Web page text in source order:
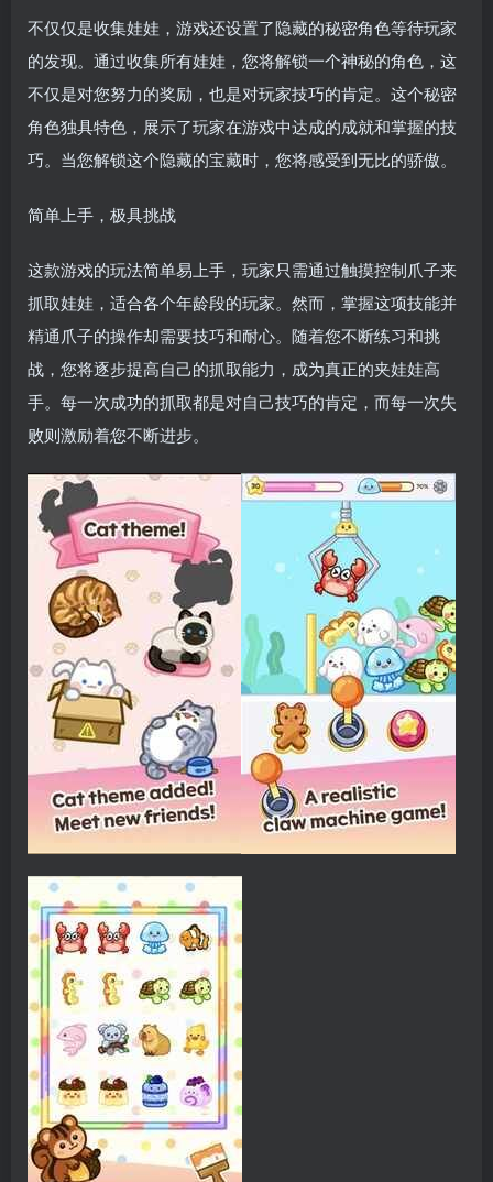
不仅仅是收集娃娃，游戏还设置了隐藏的秘密角色等待玩家
的发现。通过收集所有娃娃，您将解锁一个神秘的角色，这
不仅是对您努力的奖励，也是对玩家技巧的肯定。这个秘密
角色独具特色，展示了玩家在游戏中达成的成就和掌握的技
巧。当您解锁这个隐藏的宝藏时，您将感受到无比的骄傲。
简单上手，极具挑战
这款游戏的玩法简单易上手，玩家只需通过触摸控制爪子来
抓取娃娃，适合各个年龄段的玩家。然而，掌握这项技能并
精通爪子的操作却需要技巧和耐心。随着您不断练习和挑
战，您将逐步提高自己的抓取能力，成为真正的夹娃娃高
手。每一次成功的抓取都是对自己技巧的肯定，而每一次失
败则激励着您不断进步。